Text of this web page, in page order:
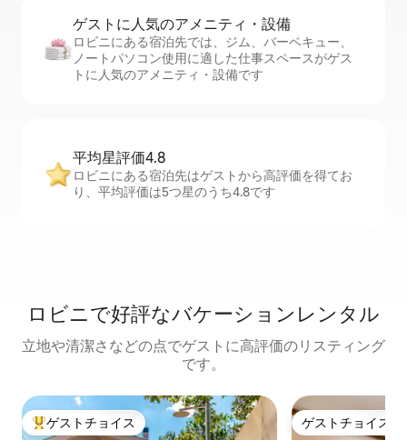
ゲストに人⁠気⁠のア⁠メ⁠ニ⁠テ⁠ィ・設⁠備
ロビニにある宿泊先では、ジム、バーベキュー、
ノートパソコン使用に適した仕事スペースがゲス
トに人気のアメニティ・設備です
平均星評価4.8
ロビニにある宿泊先はゲストから高評価を得てお
り、平均評価は5つ星のうち4.8です
ロビニで好評なバケーションレンタル
立地や清潔さなどの点でゲストに高評価のリスティング
です。
大好評のゲストチョイスです。
ゲストチョイス ゲストチョイス
ゲストチョイス